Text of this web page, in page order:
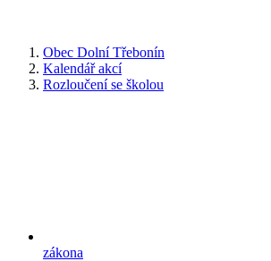
Obec Dolní Třebonín
Kalendář akcí
Rozloučení se školou
zákona